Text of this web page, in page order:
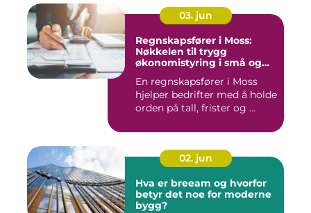
03. jun
Regnskapsfører i Moss:
Nøkkelen til trygg
økonomistyring i små og
En regnskapsfører i Moss
hjelper bedrifter med å holde
orden på tall, frister og ...
02. jun
Hva er breeam og hvorfor
betyr det noe for moderne
bygg?